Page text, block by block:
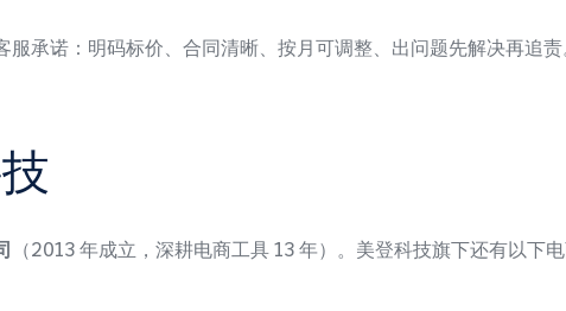
服承诺：明码标价、合同清晰、按月可调整、出问题先解决再追
（2013 年成立，深耕电商工具 13 年）。美登科技旗下还有以下